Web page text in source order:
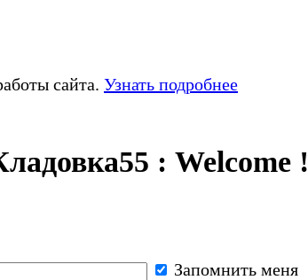
сайта. Узнать подробнее
: Welcome !
Запомнить меня